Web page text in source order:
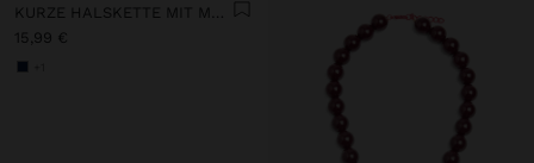
KURZE HALSKETTE MIT MEHRFARBIGEN PERLEN
15,99 €